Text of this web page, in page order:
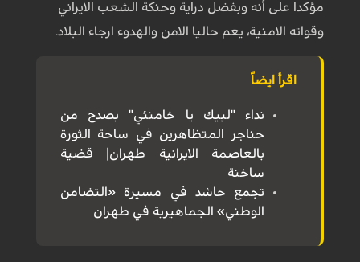
مؤكدا على أنه وبفضل دراية وحنكة الشعب الايراني
وقواته الامنية، يعم حاليا الامن والهدوء ارجاء البلاد.
اقرأ ايضاً
نداء "لبيك يا خامنئي" يصدح من
حناجر المتظاهرين في ساحة الثورة
بالعاصمة الايرانية طهران| قضية
ساخنة
تجمع حاشد في مسيرة «التضامن
الوطني» الجماهيرية في طهران